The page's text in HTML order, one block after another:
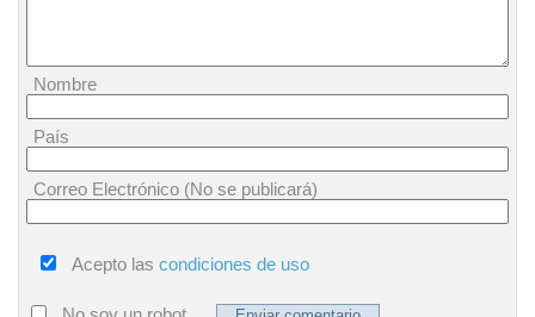
Nombre
País
Correo Electrónico (No se publicará)
Acepto las condiciones de uso